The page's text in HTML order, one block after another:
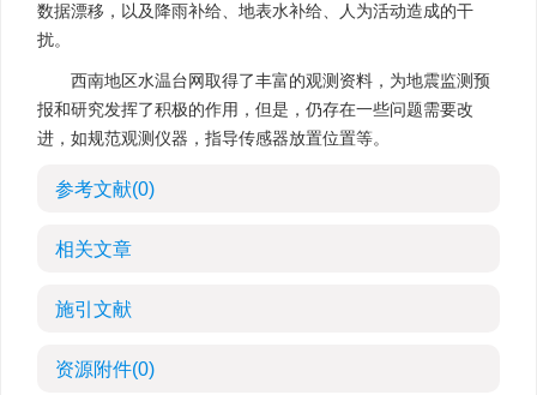
数据漂移，以及降雨补给、地表水补给、人为活动造成的干
扰。
西南地区水温台网取得了丰富的观测资料，为地震监测预
报和研究发挥了积极的作用，但是，仍存在一些问题需要改
进，如规范观测仪器，指导传感器放置位置等。
参考文献(0)
相关文章
施引文献
资源附件(0)